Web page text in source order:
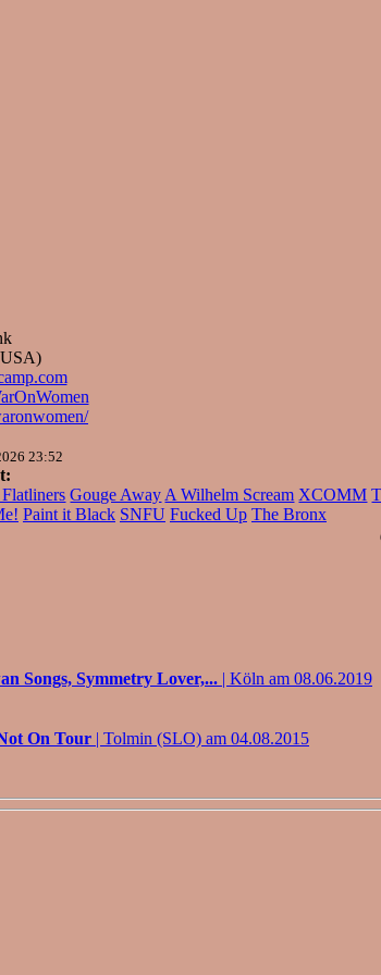
23:52
Gouge Away A Wilhelm Scream XCOMM
Paint it Black SNFU Fucked Up The Bronx
Songs, Symmetry Lover,... | Köln am 08.06.2019
On Tour | Tolmin (SLO) am 04.08.2015